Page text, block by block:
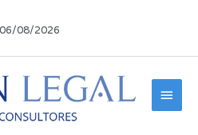
08/2026